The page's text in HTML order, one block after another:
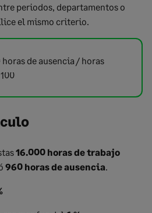
periodos, departamentos o
el mismo criterio.
horas de ausencia / horas
16.000 horas de trabajo
960 horas de ausencia.